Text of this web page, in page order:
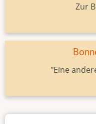
Zur
"Eine